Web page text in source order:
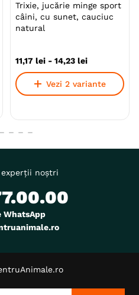
Trixie, jucărie minge sport
câini, cu sunet, cauciuc
natural
11,17 lei - 14,23 lei
Vezi 2 variante
noștri
WhatsApp